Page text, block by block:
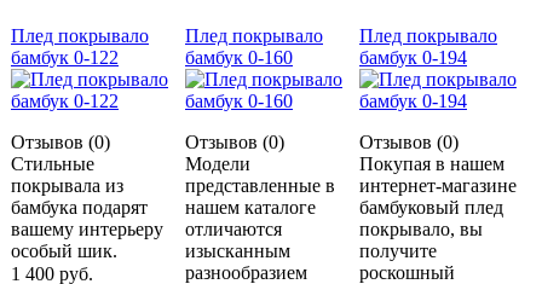
Плед покрывало
бамбук 0-122
Отзывов (0)
Стильные
покрывала из
бамбука подарят
вашему интерьеру
особый шик.
1 400 руб.
Плед покрывало
бамбук 0-160
Отзывов (0)
Модели
представленные в
нашем каталоге
отличаются
изысканным
разнообразием
Плед покрывало
бамбук 0-194
Отзывов (0)
Покупая в нашем
интернет-магазине
бамбуковый плед
покрывало, вы
получите
роскошный